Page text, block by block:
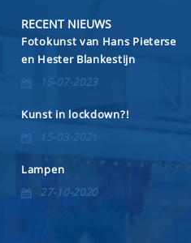
RECENT NIEUWS
Fotokunst van Hans Pieterse
en Hester Blankestijn
15-07-2023
Kunst in lockdown?!
15-03-2021
Lampen
27-10-2020